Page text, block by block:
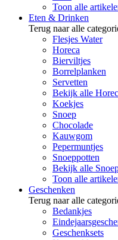
Toon alle
Eten & Drinken
Terug naar alle
Flesjes Water
Horeca
Bierviltjes
Borrelplanken
Servetten
Bekijk alle
Koekjes
Snoep
Chocolade
Kauwgom
Pepermuntjes
Snoeppotten
Bekijk alle
Toon alle
Geschenken
Terug naar alle
Bedankjes
Geschenksets